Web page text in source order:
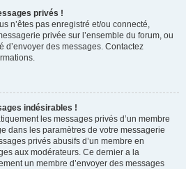
privés !
n’êtes pas enregistré et/ou connecté,
privée sur l’ensemble du forum, ou
d’envoyer des messages. Contactez
indésirables !
les messages privés d’un membre
dans les paramètres de votre messagerie
privés abusifs d’un membre en
aux modérateurs. Ce dernier a la
un membre d’envoyer des messages